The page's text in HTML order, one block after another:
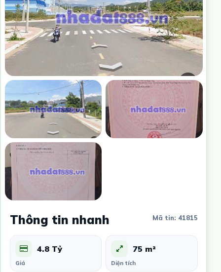
Thông tin nhanh Mã tin: 41815
4.8 Tỷ
Giá
75 m²
Diện tích